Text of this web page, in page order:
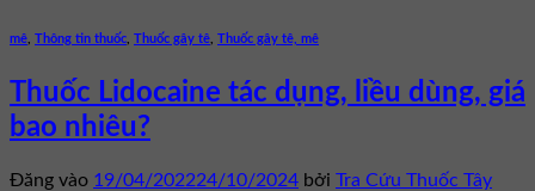
mê Thông tin thuốc Thuốc gây tê Thuốc gây tê, mê
Thuốc Lidocaine tác dụng, liều dùng, giá
bao nhiêu?
Đăng vào 19/04/202224/10/2024 bởi Tra Cứu Thuốc Tây